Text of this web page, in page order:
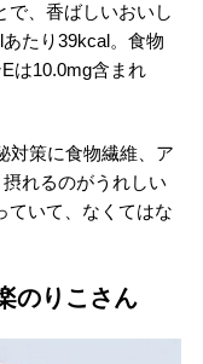
で、香ばしいおいし
たり39kcal。食物
は10.0mg含まれ
対策に食物繊維、ア
れるのがうれしい
ていて、なくてはな
のりこさん